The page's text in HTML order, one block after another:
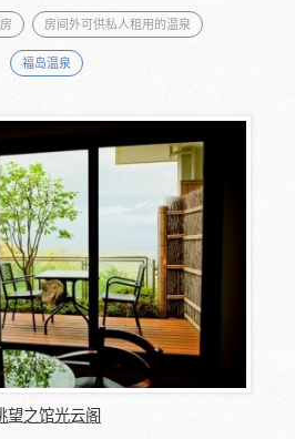
房间外可供私人租用的温泉
福岛温泉
望之馆光云阁